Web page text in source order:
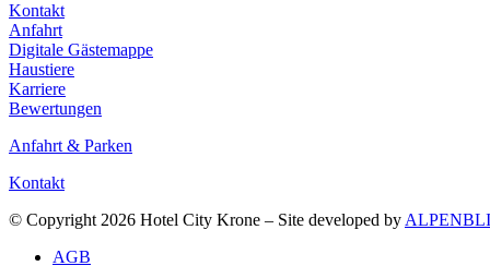
Kontakt
Anfahrt
Digitale Gästemappe
Haustiere
Karriere
Bewertungen
Anfahrt & Parken
Kontakt
© Copyright 2026 Hotel City Krone – Site developed by
AGB